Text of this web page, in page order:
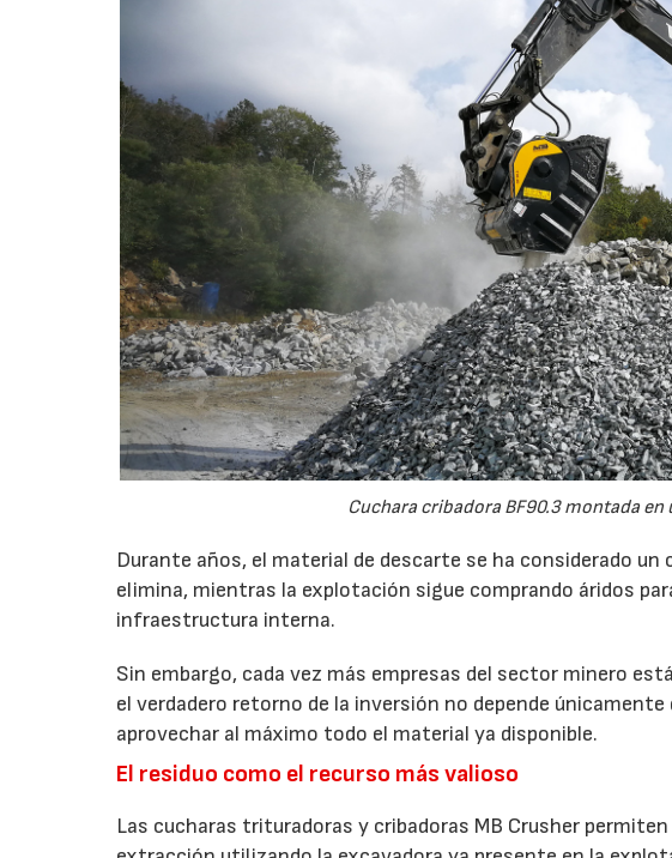
Cuchara cribadora BF90.3 montada en
Durante años, el material de descarte se ha considerado
elimina, mientras la explotación sigue comprando áridos
infraestructura interna.
Sin embargo, cada vez más empresas del sector minero
el verdadero retorno de la inversión no depende
aprovechar al máximo todo el material ya disponible.
El residuo como el recurso más valioso
Las cucharas trituradoras y cribadoras MB Crusher